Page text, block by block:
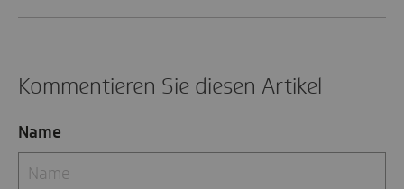
Kommentieren Sie diesen Artikel
Name